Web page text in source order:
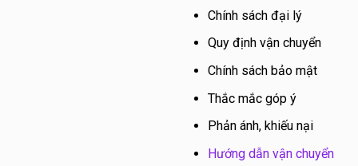
Chính sách đại lý
Quy định vận chuyển
Chính sách bảo mật
Thắc mắc góp ý
Phản ánh, khiếu nại
Hướng dẫn vận chuyển